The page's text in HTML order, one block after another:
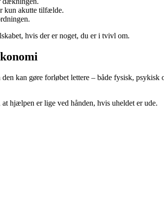
kun akutte tilfælde.
hvis der er noget, du er i tvivl om.
kan gøre forløbet lettere – både fysisk,
hjælpen er lige ved hånden, hvis uheldet er ude.